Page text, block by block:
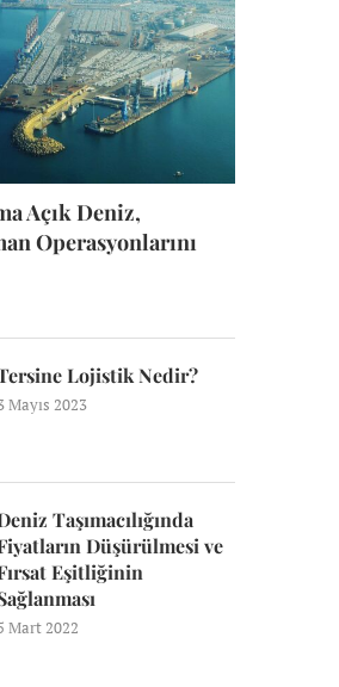
Açık Deniz,
Operasyonlarını
Lojistik Nedir?
Mayıs 2023
Taşımacılığında
Düşürülmesi ve
Eşitliğinin
Mart 2022